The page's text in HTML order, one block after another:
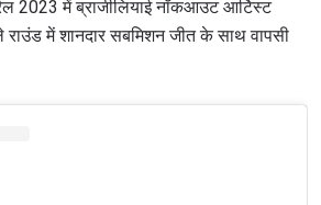
2023 में ब्राजीलियाई नॉकआउट आर्टिस्ट
राउंड में शानदार सबमिशन जीत के साथ वापसी